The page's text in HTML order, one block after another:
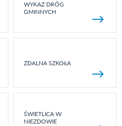
WYKAZ DRÓG
GMINNYCH
ZDALNA SZKOŁA
ŚWIETLICA W
NIEZDOWIE